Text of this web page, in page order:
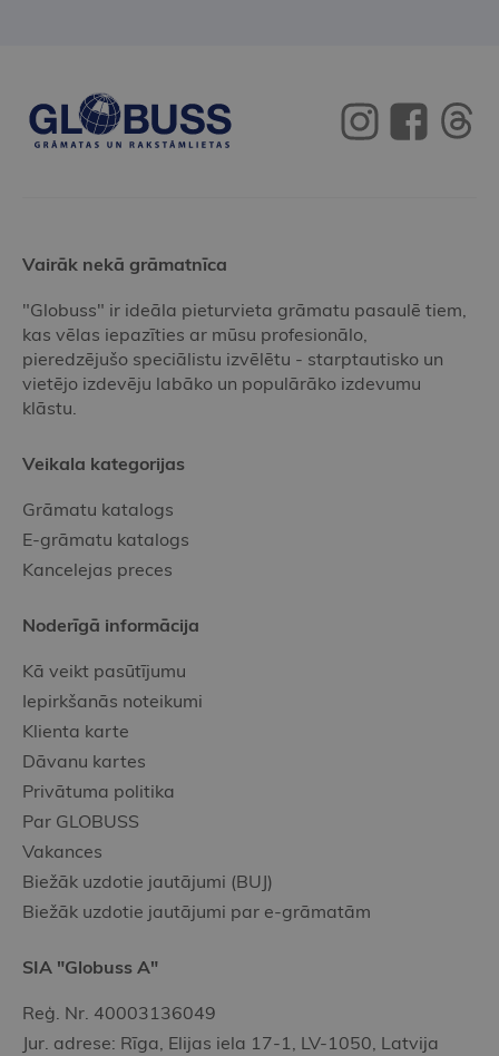
Vairāk nekā grāmatnīca
"Globuss" ir ideāla pieturvieta grāmatu pasaulē tiem,
kas vēlas iepazīties ar mūsu profesionālo,
pieredzējušo speciālistu izvēlētu - starptautisko un
vietējo izdevēju labāko un populārāko izdevumu
klāstu.
Veikala kategorijas
Grāmatu katalogs
E-grāmatu katalogs
Kancelejas preces
Noderīgā informācija
Kā veikt pasūtījumu
Iepirkšanās noteikumi
Klienta karte
Dāvanu kartes
Privātuma politika
Par GLOBUSS
Vakances
Biežāk uzdotie jautājumi (BUJ)
Biežāk uzdotie jautājumi par e-grāmatām
SIA "Globuss A"
Reģ. Nr. 40003136049
Jur. adrese: Rīga, Elijas iela 17-1, LV-1050, Latvija